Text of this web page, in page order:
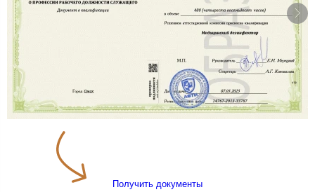
Получить документы